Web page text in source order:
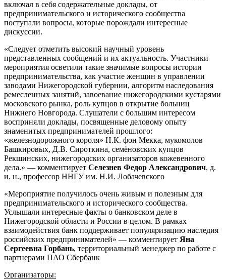
включал в себя содержательные доклады, от
предпринимательского и исторического сообщества
поступали вопросы, которые порождали интересные
дискуссии.
«Следует отметить высокий научный уровень
представленных сообщений и их актуальность. Участники
мероприятия осветили такие значимые вопросы истории
предпринимательства, как участие женщин в управлении
заводами Нижегородской губернии, алгоритм наследования
ремесленных занятий, завоевание нижегородскими кустарями
московского рынка, роль купцов в открытие больниц
Нижнего Новгорода. Слушатели с большим интересом
восприняли доклады, посвященные деловому опыту
знаменитых предпринимателей прошлого:
«железнодорожного короля» Н.К. фон Мекка, мукомолов
Башкировых, Д.В. Сироткина, семёновских купцов
Рекшинских, нижегородских организаторов кожевенного
дела.» — комментирует Селезнев Федор Александрович, д.
и. н., профессор ННГУ им. Н.И. Лобачевского
«Мероприятие получилось очень живым и полезным для
предпринимательского и исторического сообщества.
Услышали интересные факты о банковском деле в
Нижегородской области и России в целом. В рамках
взаимодействия банк поддерживает популяризацию наследия
российских предпринимателей» — комментирует Яна
Сергеевна Горбань, территориальный менеджер по работе с
партнерами ПАО Сбербанк
Организаторы: